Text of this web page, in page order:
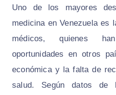
Uno de los mayores
medicina en Venezuela es
médicos, quienes
oportunidades en otros
económica y la falta de
salud. Según datos de